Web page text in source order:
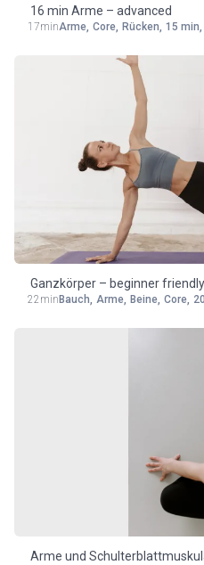
16 min Arme – advanced
17minArme, Core, Rücken, 15 min,
Ganzkörper – beginner friendly
22min Bauch, Arme, Beine, Core,
Arme und